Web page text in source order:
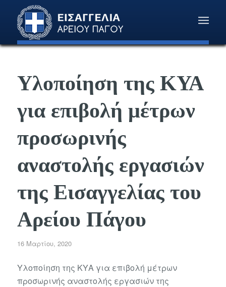
Υλοποίηση της ΚΥΑ
για επιβολή μέτρων
προσωρινής
αναστολής εργασιών
της Εισαγγελίας του
Αρείου Πάγου
16 Μαρτίου, 2020
Υλοποίηση της ΚΥΑ για επιβολή μέτρων
προσωρινής αναστολής εργασιών της